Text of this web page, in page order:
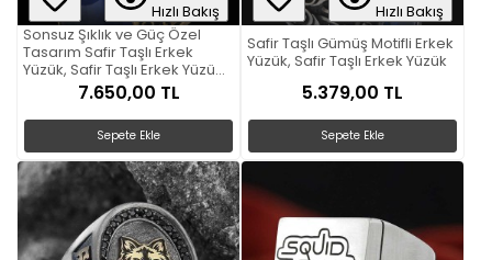
Hızlı Bakış
Sonsuz Şıklık ve Güç Özel
Tasarım Safir Taşlı Erkek
Yüzük, Safir Taşlı Erkek Yüzüğü
ile Farkınızı Gösterin
7.650,00 TL
Sepete Ekle
Hızlı Bakış
Safir Taşlı Gümüş Motifli Erkek
Yüzük, Safir Taşlı Erkek Yüzük
5.379,00 TL
Sepete Ekle